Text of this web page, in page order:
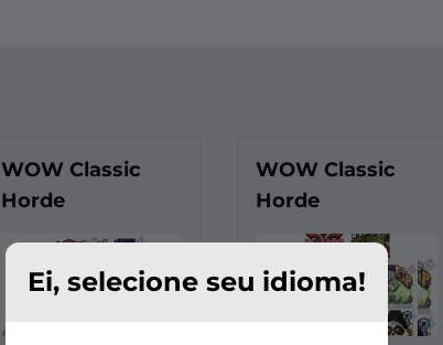
Ei, selecione seu idioma!
WOW Classic
Horde
WOW Classic
Horde